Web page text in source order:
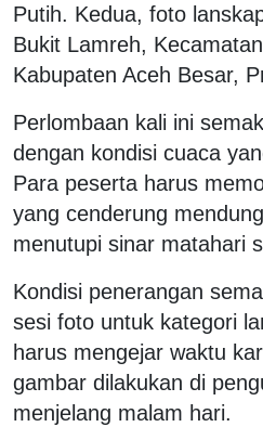
Putih. Kedua, foto
Bukit Lamreh,
Kabupaten Aceh Besar,
Perlombaan kali ini
dengan kondisi cuaca
Para peserta harus
yang cenderung
menutupi sinar matahari
Kondisi penerangan
sesi foto untuk kategori
harus mengejar waktu
gambar dilakukan di
menjelang malam hari.